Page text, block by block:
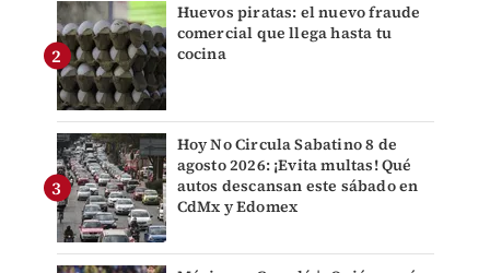
Huevos piratas: el nuevo fraude
comercial que llega hasta tu
cocina
Hoy No Circula Sabatino 8 de
agosto 2026: ¡Evita multas! Qué
autos descansan este sábado en
CdMx y Edomex